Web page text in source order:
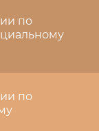
по
по